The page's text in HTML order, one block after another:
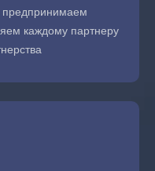
каждому партнеру